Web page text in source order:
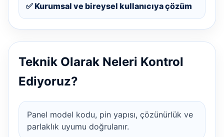
✅ Kurumsal ve bireysel kullanıcıya çözüm
Teknik Olarak Neleri Kontrol
Ediyoruz?
Panel model kodu, pin yapısı, çözünürlük ve
parlaklık uyumu doğrulanır.